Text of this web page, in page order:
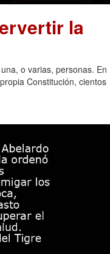
la
o varias, personas. En
Constitución, cientos